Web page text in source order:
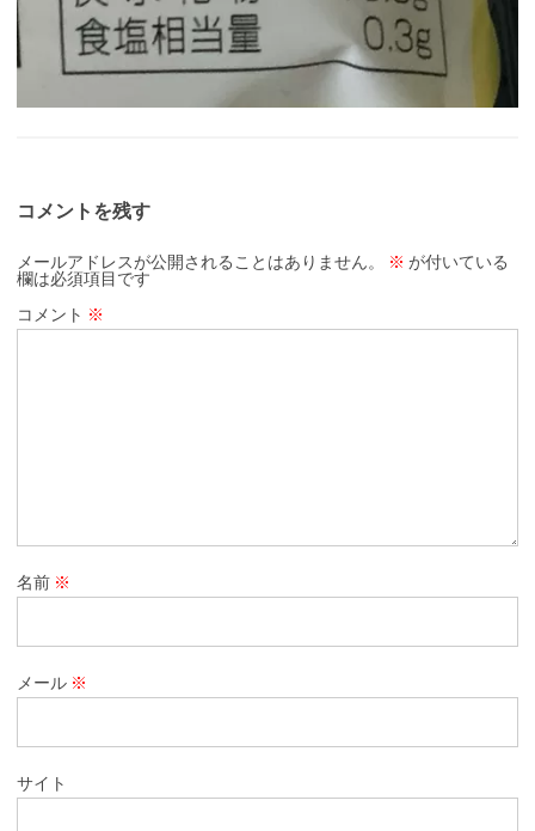
コメントを残す
メールアドレスが公開されることはありません。 ※ が付いている
欄は必須項目です
コメント ※
名前 ※
メール ※
サイト